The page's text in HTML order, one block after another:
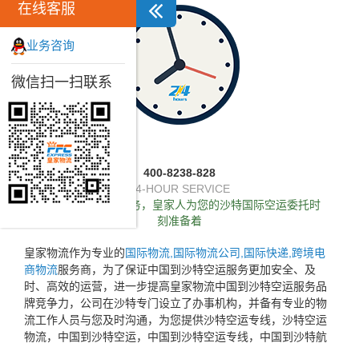
400-8238-828
24-HOUR SERVICE
独家推出24小时服务，皇家人为您的沙特国际空运委托时
刻准备着
皇家物流作为专业的国际物流,国际物流公司,国际快递,跨境电
商物流服务商，为了保证中国到沙特空运服务更加安全、及
时、高效的运营，进一步提高皇家物流中国到沙特空运服务品
牌竞争力，公司在沙特专门设立了办事机构，并备有专业的物
流工作人员与您及时沟通，为您提供沙特空运专线，沙特空运
物流，中国到沙特空运，中国到沙特空运专线，中国到沙特航
在线客服
业务咨询
微信扫一扫联系